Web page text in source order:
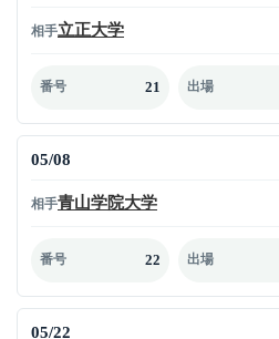
相手立正大学
番号 21 出場
05/08
相手青山学院大学
番号 22 出場
05/22